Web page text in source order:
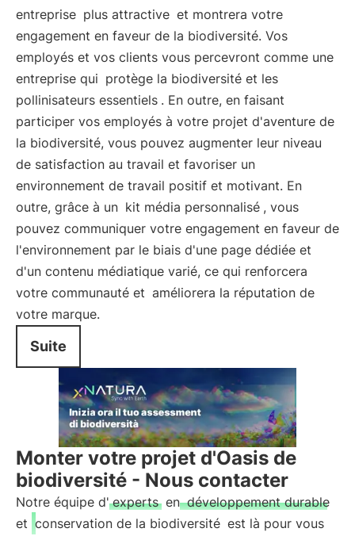
entreprise plus attractive et montrera votre
engagement en faveur de la biodiversité. Vos
employés et vos clients vous percevront comme une
entreprise qui protège la biodiversité et les
pollinisateurs essentiels . En outre, en faisant
participer vos employés à votre projet d'aventure de
la biodiversité, vous pouvez augmenter leur niveau
de satisfaction au travail et favoriser un
environnement de travail positif et motivant. En
outre, grâce à un kit média personnalisé , vous
pouvez communiquer votre engagement en faveur de
l'environnement par le biais d'une page dédiée et
d'un contenu médiatique varié, ce qui renforcera
votre communauté et améliorera la réputation de
votre marque.
Suite
Monter votre projet d'Oasis de
biodiversité - Nous contacter
Notre équipe d' experts en développement durable
et conservation de la biodiversité est là pour vous